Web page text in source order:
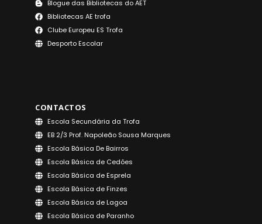
Blogue das Bibliotecas do AET
Bibliotecas AE trofa
Clube Europeu ES Trofa
Desporto Escolar
CONTACTOS
Escola Secundária da Trofa
EB 2/3 Prof. Napoleão Sousa Marques
Escola Básica De Bairros
Escola Básica de Cedões
Escola Básica de Esprela
Escola Básica de Finzes
Escola Básica de Lagoa
Escola Básica de Paranho